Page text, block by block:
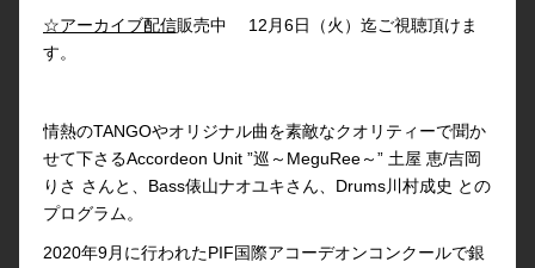
☆アーカイブ配信販売中 12月6日（火）迄ご視聴頂けま
す。
情熱のTANGOやオリジナル曲を素敵なクオリティーで聞か
せて下さるAccordeon Unit ”巡～MeguRee～” 土屋 恵/吉岡
りさ さんと、Bass俵山ナオユキさん、Drums川村成史 との
プログラム。
2020年9月に行われたPIF国際アコーデオンコンクールで銀